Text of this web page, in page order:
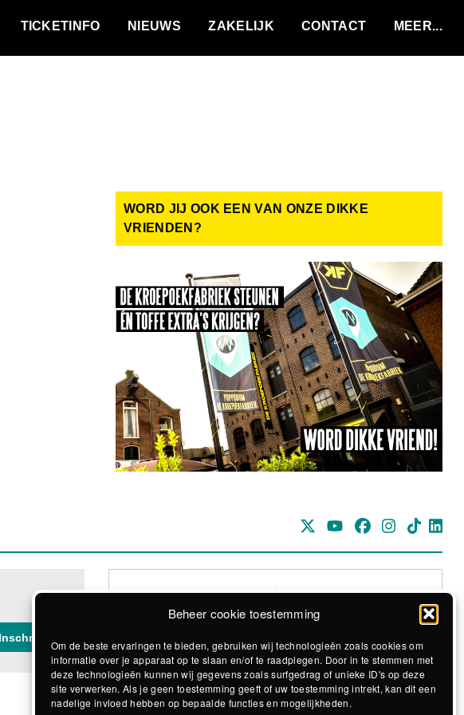
Beheer cookie toestemming
Om de beste ervaringen te bieden, gebruiken wij technologieën zoals cookies om
informatie over je apparaat op te slaan en/of te raadplegen. Door in te stemmen met
deze technologieën kunnen wij gegevens zoals surfgedrag of unieke ID's op deze
site verwerken. Als je geen toestemming geeft of uw toestemming intrekt, kan dit een
nadelige invloed hebben op bepaalde functies en mogelijkheden.
TICKETINFO NIEUWS ZAKELIJK CONTACT
WORD JIJ OOK EEN VAN ONZE DIKKE
VRIENDEN?
Realisatie The MindOffice